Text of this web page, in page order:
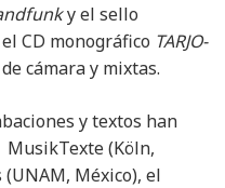
y el sello
CD monográfico TARJO-
cámara y mixtas.
y textos han
(Köln,
México), el